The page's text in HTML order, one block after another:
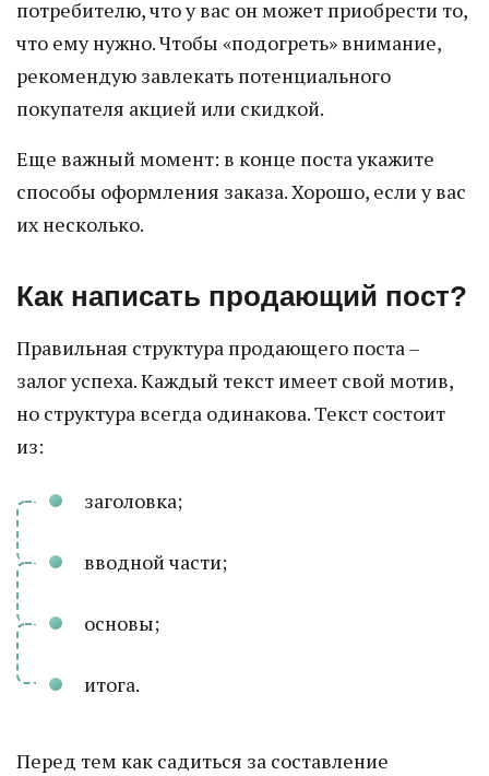
потребителю, что у вас он может приобрести то,
что ему нужно. Чтобы «подогреть» внимание,
рекомендую завлекать потенциального
покупателя акцией или скидкой.
Еще важный момент: в конце поста укажите
способы оформления заказа. Хорошо, если у вас
их несколько.
Как написать продающий пост?
Правильная структура продающего поста –
залог успеха. Каждый текст имеет свой мотив,
но структура всегда одинакова. Текст состоит
из:
заголовка;
вводной части;
основы;
итога.
Перед тем как садиться за составление